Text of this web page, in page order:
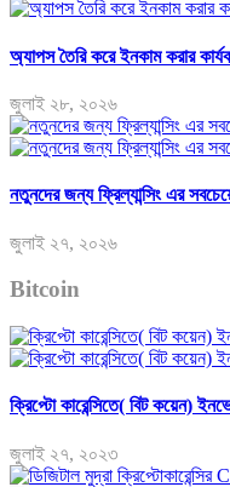
অ্যাপস তৈরি করে ইনকাম করার
জুলাই ২৮, ২০২৬
নতুনদের জন্য ফ্রিল্যান্সিং এর
জুলাই ২৭, ২০২৬
Bitcoin
ক্রিপ্টো কারেন্সিতে( বিট কয়েন)
জুলাই ২৭, ২০২৩